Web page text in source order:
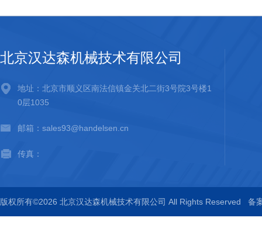
北京汉达森机械技术有限公司
地址：北京市顺义区南法信镇金关北二街3号院3号楼1
0层1035
邮箱：sales93@handelsen.cn
传真：
版权所有©2026 北京汉达森机械技术有限公司 All Rights Reserved 备